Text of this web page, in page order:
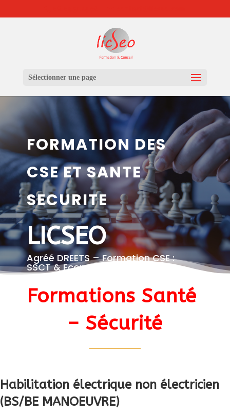
Sélectionner une page
FORMATION DES
CSE ET SANTE
SECURITE
LICSEO
Agréé DREETS – Formation CSE :
SSCT & Economique
Formations Santé
– Sécurité
Habilitation électrique non électricien
(BS/BE MANOEUVRE)